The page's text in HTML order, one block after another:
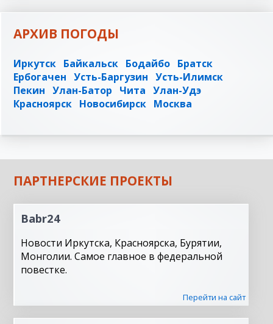
АРХИВ ПОГОДЫ
Иркутск Байкальск Бодайбо Братск
Ербогачен Усть-Баргузин Усть-Илимск
Пекин Улан-Батор Чита Улан-Удэ
Красноярск Новосибирск Москва
ПАРТНЕРСКИЕ ПРОЕКТЫ
Babr24
Новости Иркутска, Красноярска, Бурятии,
Монголии. Самое главное в федеральной
повестке.
Перейти на сайт